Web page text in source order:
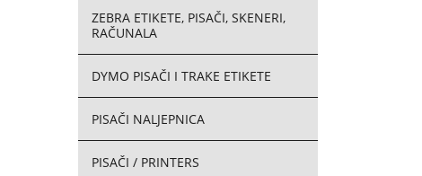
ZEBRA ETIKETE, PISAČI, SKENERI,
RAČUNALA
DYMO PISAČI I TRAKE ETIKETE
PISAČI NALJEPNICA
PISAČI / PRINTERS